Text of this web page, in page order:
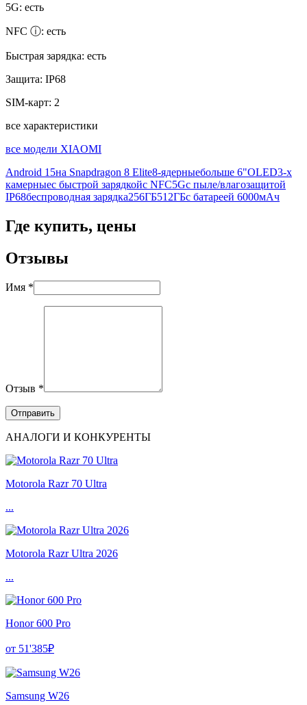
5G: есть
NFC ⓘ: есть
Быстрая зарядка: есть
Защита: IP68
SIM-карт: 2
все характеристики
все модели XIAOMI
Android 15на Snapdragon 8 Elite8-ядерныебольше 6"OLED3-х
камерныес быстрой зарядкойс NFC5Gс пыле/влагозащитой
IP68беспроводная зарядка256ГБ512ГБс батареей 6000мАч
Где купить, цены
Отзывы
Имя *
Отзыв *
АНАЛОГИ И КОНКУРЕНТЫ
Motorola Razr 70 Ultra
...
Motorola Razr Ultra 2026
...
Honor 600 Pro
от 51'385₽
Samsung W26